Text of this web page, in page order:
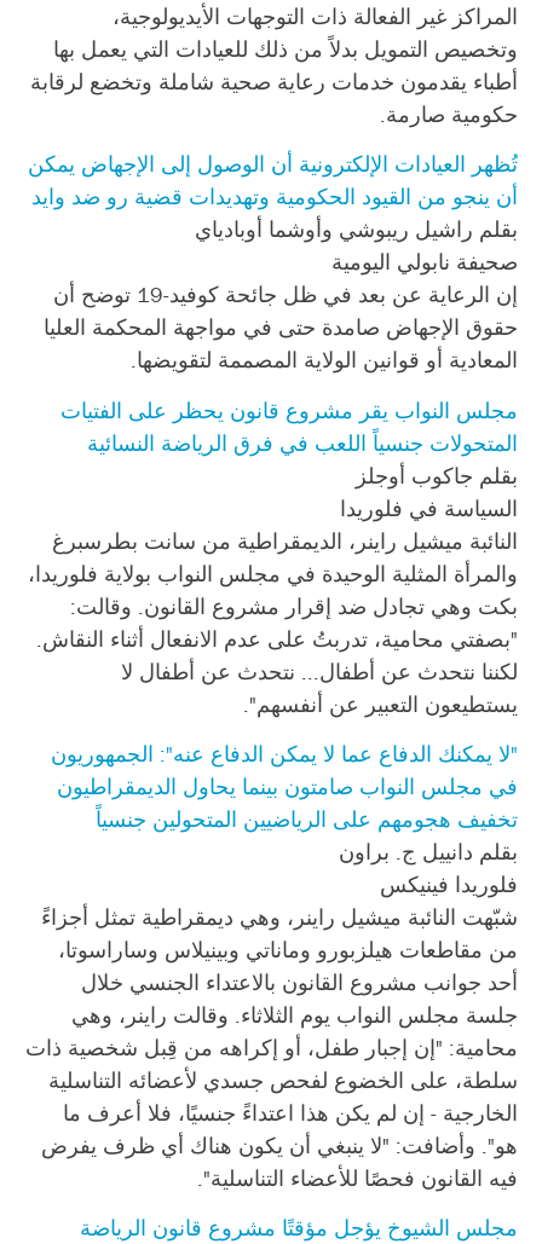
المراكز غير الفعالة ذات التوجهات الأيديولوجية،
وتخصيص التمويل بدلاً من ذلك للعيادات التي يعمل بها
أطباء يقدمون خدمات رعاية صحية شاملة وتخضع لرقابة
حكومية صارمة.
تُظهر العيادات الإلكترونية أن الوصول إلى الإجهاض يمكن
أن ينجو من القيود الحكومية وتهديدات قضية رو ضد وايد
بقلم راشيل ريبوشي وأوشما أوبادياي
صحيفة نابولي اليومية
إن الرعاية عن بعد في ظل جائحة كوفيد-19 توضح أن
حقوق الإجهاض صامدة حتى في مواجهة المحكمة العليا
المعادية أو قوانين الولاية المصممة لتقويضها.
مجلس النواب يقر مشروع قانون يحظر على الفتيات
المتحولات جنسياً اللعب في فرق الرياضة النسائية
بقلم جاكوب أوجلز
السياسة في فلوريدا
النائبة ميشيل راينر، الديمقراطية من سانت بطرسبرغ
والمرأة المثلية الوحيدة في مجلس النواب بولاية فلوريدا،
بكت وهي تجادل ضد إقرار مشروع القانون. وقالت:
"بصفتي محامية، تدربتُ على عدم الانفعال أثناء النقاش.
لكننا نتحدث عن أطفال... نتحدث عن أطفال لا
يستطيعون التعبير عن أنفسهم".
"لا يمكنك الدفاع عما لا يمكن الدفاع عنه": الجمهوريون
في مجلس النواب صامتون بينما يحاول الديمقراطيون
تخفيف هجومهم على الرياضيين المتحولين جنسياً
بقلم دانييل ج. براون
فلوريدا فينيكس
شبّهت النائبة ميشيل راينر، وهي ديمقراطية تمثل أجزاءً
من مقاطعات هيلزبورو وماناتي وبينيلاس وساراسوتا،
أحد جوانب مشروع القانون بالاعتداء الجنسي خلال
جلسة مجلس النواب يوم الثلاثاء. وقالت راينر، وهي
محامية: "إن إجبار طفل، أو إكراهه من قِبل شخصية ذات
سلطة، على الخضوع لفحص جسدي لأعضائه التناسلية
الخارجية - إن لم يكن هذا اعتداءً جنسيًا، فلا أعرف ما
هو". وأضافت: "لا ينبغي أن يكون هناك أي ظرف يفرض
فيه القانون فحصًا للأعضاء التناسلية".
مجلس الشيوخ يؤجل مؤقتًا مشروع قانون الرياضة